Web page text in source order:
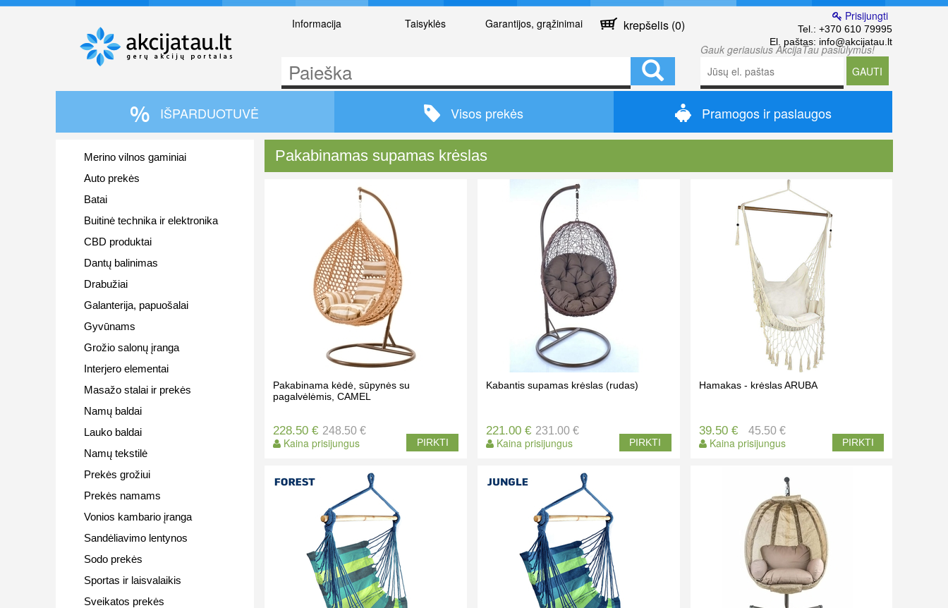
Informacija Taisyklės Garantijos, grąžinimai krepšelis (0)
Prisijungti
Tel.: +370 610 79995
El. paštas: info@akcijatau.lt
Gauk geriausius AkcijaTau pasiūlymus!
GAUTI
IŠPARDUOTUVĖ Visos prekės Pramogos ir paslaugos
Merino vilnos gaminiai
Auto prekės
Batai
Buitinė technika ir elektronika
CBD produktai
Dantų balinimas
Drabužiai
Galanterija, papuošalai
Gyvūnams
Grožio salonų įranga
Interjero elementai
Masažo stalai ir prekės
Namų baldai
Lauko baldai
Namų tekstilė
Prekės grožiui
Prekės namams
Vonios kambario įranga
Sandėliavimo lentynos
Sodo prekės
Sportas ir laisvalaikis
Sveikatos prekės
Pakabinamas supamas krėslas
Pakabinama kėdė, sūpynės su
pagalvėlėmis, CAMEL
228.50 €
Kaina prisijungus
248.50 €
PIRKTI
Kabantis supamas krėslas (rudas)
221.00 €
Kaina prisijungus
231.00 €
PIRKTI
Hamakas - krėslas ARUBA
39.50 €
Kaina prisijungus
45.50 €
PIRKTI